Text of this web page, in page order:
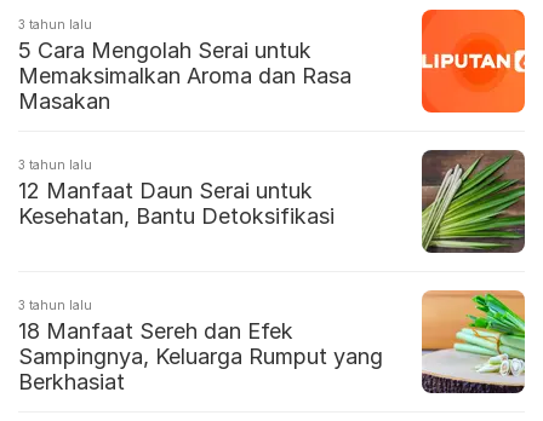
3 tahun lalu
5 Cara Mengolah Serai untuk
Memaksimalkan Aroma dan Rasa
Masakan
3 tahun lalu
12 Manfaat Daun Serai untuk
Kesehatan, Bantu Detoksifikasi
3 tahun lalu
18 Manfaat Sereh dan Efek
Sampingnya, Keluarga Rumput yang
Berkhasiat